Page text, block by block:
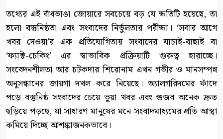
তথ্যের এই বাঁধভাঙা জোয়ারে সবচেয়ে বড় যে ক্ষতিটি হয়েছে, তা
হলো বস্তুনিষ্ঠতা এবং সংবাদের নির্ভুলতার পরীক্ষা। ‘সবার আগে
খবর দেওয়া’র এক প্রতিযোগিতায় সংবাদের যাচাই-বাছাই বা
‘ফ্যাক্ট-চেকিং’ এর স্বাভাবিক প্রক্রিয়াটি গুরুত্ব হারাচ্ছে।
সংবেদনশীলতা আর চটকদার শিরোনাম এখন গভীর ও মানসম্পন্ন
অনুসন্ধানের জায়গা দখল করে নিয়েছে। অ্যালগরিদমের ফাঁদে
পড়ে বস্তুনিষ্ঠ সংবাদের চেয়ে ভুয়া খবর এবং গুজব অনেক দ্রুত
ছড়িয়ে পড়ছে, যা সাধারণ মানুষের মনে সংবাদমাধ্যমের প্রতি আস্থা
কমিয়ে দিচ্ছে আশঙ্কাজনকভাবে।